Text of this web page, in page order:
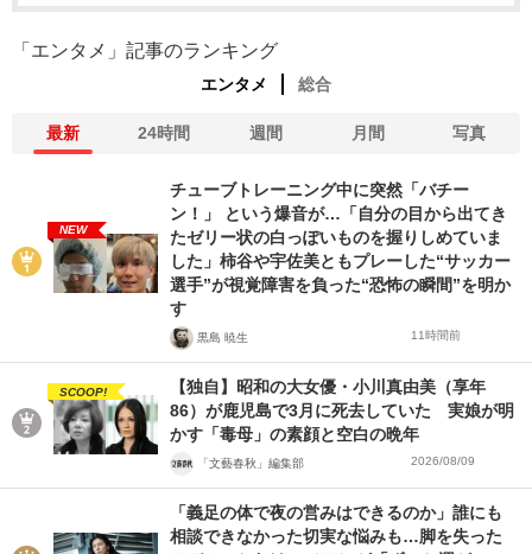
「エンタメ」記事のランキング
エンタメ 総合
最新 24時間 週間 月間 写真
NEW
チューブトレーニング中に突然「バチー
ン！」 という爆音が…「自分の目から出てき
たゼリー状の白っぽいものを握りしめていま
した」柿谷や宇佐美ともプレーした“サッカー
選手”が視覚障害を負った“恐怖の瞬間”を明か
す
黒島 暁生 11時間前
SCOOP!
【独自】昭和の大女優・小川真由美（享年
86）が鹿児島で3月に死去していた 実娘が明
かす「毒母」の素顔と空白の晩年
「文藝春秋」編集部 2026/08/09
「義足の体で夜の営みはできるのか」誰にも
相談できなかった切実な悩みも…脚を失った